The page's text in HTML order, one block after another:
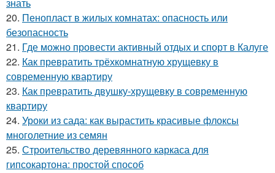
20. Пенопласт в жилых комнатах: опасность или
безопасность
21. Где можно провести активный отдых и спорт в Калуге
22. Как превратить трёхкомнатную хрущевку в
современную квартиру
23. Как превратить двушку-хрущевку в современную
квартиру
24. Уроки из сада: как вырастить красивые флоксы
многолетние из семян
25. Строительство деревянного каркаса для
гипсокартона: простой способ